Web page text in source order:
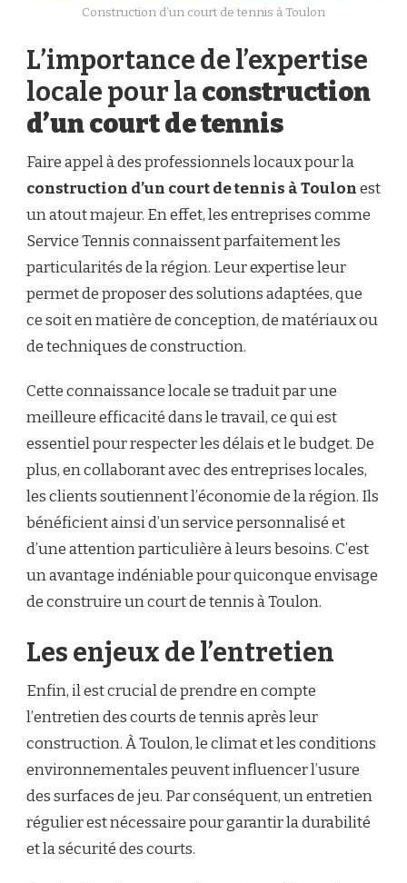
Construction d’un court de tennis à Toulon
L’importance de l’expertise
locale pour laconstruction
d’un court de tennis
Faire appel à des professionnels locaux pour la
construction d’un court de tennis à Toulonest
un atout majeur. En effet, les entreprises comme
Service Tennis connaissent parfaitement les
particularités de la région. Leur expertise leur
permet de proposer des solutions adaptées, que
ce soit en matière de conception, de matériaux ou
de techniques de construction.
Cette connaissance locale se traduit par une
meilleure efficacité dans le travail, ce qui est
essentiel pour respecter les délais et le budget. De
plus, en collaborant avec des entreprises locales,
les clients soutiennent l’économie de la région. Ils
bénéficient ainsi d’un service personnalisé et
d’une attention particulière à leurs besoins. C’est
un avantage indéniable pour quiconque envisage
de construire un court de tennis à Toulon.
Les enjeux de l’entretien
Enfin, il est crucial de prendre en compte
l’entretien des courts de tennis après leur
construction. À Toulon, le climat et les conditions
environnementales peuvent influencer l’usure
des surfaces de jeu. Par conséquent, un entretien
régulier est nécessaire pour garantir la durabilité
et la sécurité des courts.